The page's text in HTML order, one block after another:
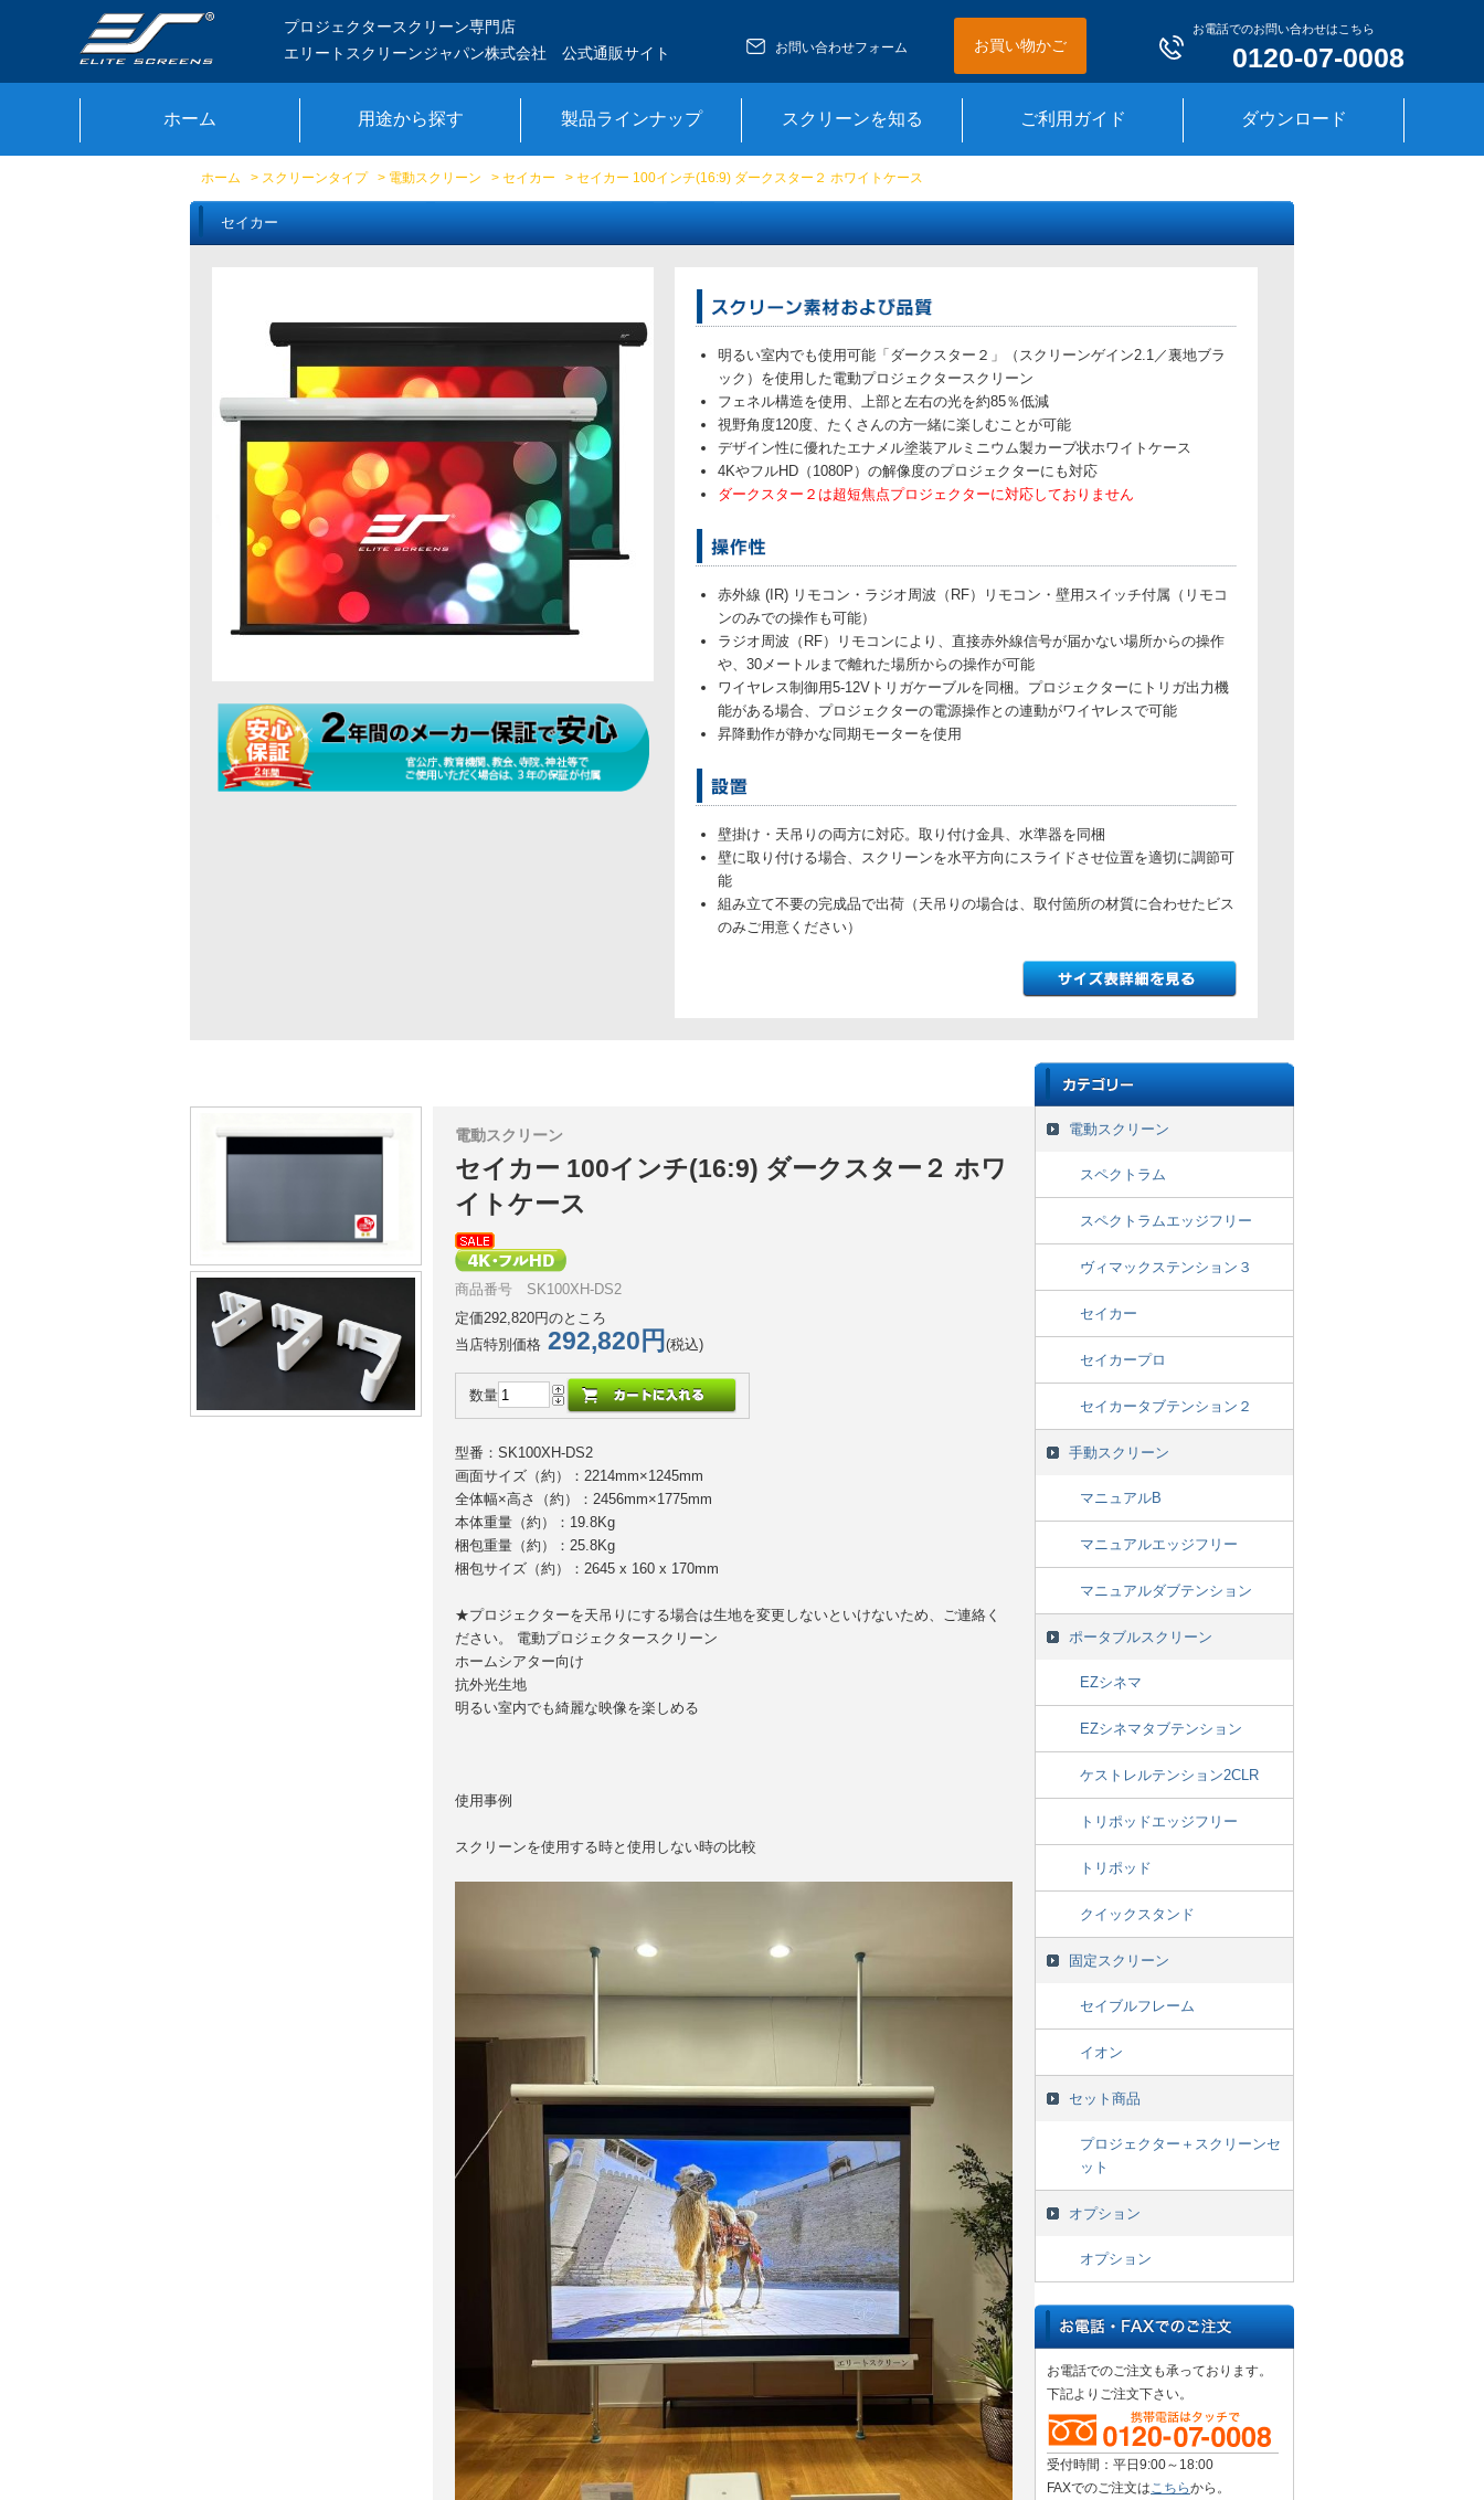
プロジェクタースクリーン専門店
エリートスクリーンジャパン株式会社 公式通販サイト
お問い合わせフォーム お買い物かご
お電話でのお問い合わせはこちら
0120-07-0008
ホーム 用途から探す 製品ラインナップ スクリーンを知る ご利用ガイド ダウンロード
ホーム > スクリーンタイプ > 電動スクリーン > セイカー > セイカー 100インチ(16:9) ダークスター２ ホワイトケース
セイカー
明るい室内でも使用可能「ダークスター２」（スクリーンゲイン2.1／裏地ブラ
ック）を使用した電動プロジェクタースクリーン
フェネル構造を使用、上部と左右の光を約85％低減
視野角度120度、たくさんの方一緒に楽しむことが可能
デザイン性に優れたエナメル塗装アルミニウム製カーブ状ホワイトケース
4KやフルHD（1080P）の解像度のプロジェクターにも対応
ダークスター２は超短焦点プロジェクターに対応しておりません
赤外線 (IR) リモコン・ラジオ周波（RF）リモコン・壁用スイッチ付属（リモコ
ンのみでの操作も可能）
ラジオ周波（RF）リモコンにより、直接赤外線信号が届かない場所からの操作
や、30メートルまで離れた場所からの操作が可能
ワイヤレス制御用5-12Vトリガケーブルを同梱。プロジェクターにトリガ出力機
能がある場合、プロジェクターの電源操作との連動がワイヤレスで可能
昇降動作が静かな同期モーターを使用
壁掛け・天吊りの両方に対応。取り付け金具、水準器を同梱
壁に取り付ける場合、スクリーンを水平方向にスライドさせ位置を適切に調節可
能
組み立て不要の完成品で出荷（天吊りの場合は、取付箇所の材質に合わせたビス
のみご用意ください）
電動スクリーン
セイカー 100インチ(16:9) ダークスター２ ホワ
イトケース
商品番号 SK100XH-DS2
定価292,820円のところ
当店特別価格 292,820円(税込)
数量
型番：SK100XH-DS2
画面サイズ（約）：2214mm×1245mm
全体幅×高さ（約）：2456mm×1775mm
本体重量（約）：19.8Kg
梱包重量（約）：25.8Kg
梱包サイズ（約）：2645 x 160 x 170mm
★プロジェクターを天吊りにする場合は生地を変更しないといけないため、ご連絡く
ださい。 電動プロジェクタースクリーン
ホームシアター向け
抗外光生地
明るい室内でも綺麗な映像を楽しめる
使用事例
スクリーンを使用する時と使用しない時の比較
電動スクリーン
スペクトラム
スペクトラムエッジフリー
ヴィマックステンション３
セイカー
セイカープロ
セイカータブテンション２
手動スクリーン
マニュアルB
マニュアルエッジフリー
マニュアルダブテンション
ポータブルスクリーン
EZシネマ
EZシネマタブテンション
ケストレルテンション2CLR
トリポッドエッジフリー
トリポッド
クイックスタンド
固定スクリーン
セイブルフレーム
イオン
セット商品
プロジェクター＋スクリーンセ
ット
オプション
オプション
お電話でのご注文も承っております。
下記よりご注文下さい。
受付時間：平日9:00～18:00
FAXでのご注文はこちらから。